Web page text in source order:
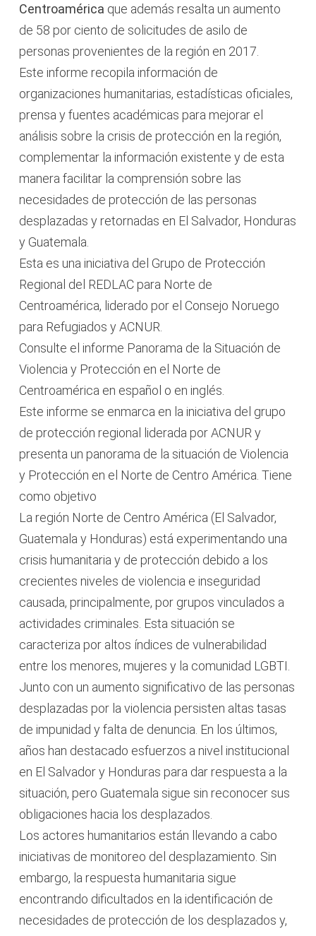
Centroamérica que además resalta un aumento
de 58 por ciento de solicitudes de asilo de
personas provenientes de la región en 2017.
Este informe recopila información de
organizaciones humanitarias, estadísticas oficiales,
prensa y fuentes académicas para mejorar el
análisis sobre la crisis de protección en la región,
complementar la información existente y de esta
manera facilitar la comprensión sobre las
necesidades de protección de las personas
desplazadas y retornadas en El Salvador, Honduras
y Guatemala.
Esta es una iniciativa del Grupo de Protección
Regional del REDLAC para Norte de
Centroamérica, liderado por el Consejo Noruego
para Refugiados y ACNUR.
Consulte el informe Panorama de la Situación de
Violencia y Protección en el Norte de
Centroamérica en español o en inglés.
Este informe se enmarca en la iniciativa del grupo
de protección regional liderada por ACNUR y
presenta un panorama de la situación de Violencia
y Protección en el Norte de Centro América. Tiene
como objetivo
La región Norte de Centro América (El Salvador,
Guatemala y Honduras) está experimentando una
crisis humanitaria y de protección debido a los
crecientes niveles de violencia e inseguridad
causada, principalmente, por grupos vinculados a
actividades criminales. Esta situación se
caracteriza por altos índices de vulnerabilidad
entre los menores, mujeres y la comunidad LGBTI.
Junto con un aumento significativo de las personas
desplazadas por la violencia persisten altas tasas
de impunidad y falta de denuncia. En los últimos,
años han destacado esfuerzos a nivel institucional
en El Salvador y Honduras para dar respuesta a la
situación, pero Guatemala sigue sin reconocer sus
obligaciones hacia los desplazados.
Los actores humanitarios están llevando a cabo
iniciativas de monitoreo del desplazamiento. Sin
embargo, la respuesta humanitaria sigue
encontrando dificultados en la identificación de
necesidades de protección de los desplazados y,